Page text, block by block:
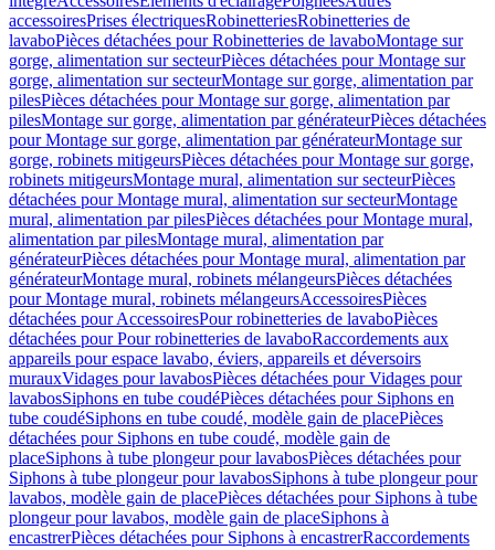
accessoiresPrises électriquesRobinetteriesRobinetteries de
lavaboPièces détachées pour Robinetteries de lavaboMontage sur
gorge, alimentation sur secteurPièces détachées pour Montage sur
gorge, alimentation sur secteurMontage sur gorge, alimentation par
pilesPièces détachées pour Montage sur gorge, alimentation par
pilesMontage sur gorge, alimentation par générateurPièces détachées
pour Montage sur gorge, alimentation par générateurMontage sur
gorge, robinets mitigeursPièces détachées pour Montage sur gorge,
robinets mitigeursMontage mural, alimentation sur secteurPièces
détachées pour Montage mural, alimentation sur secteurMontage
mural, alimentation par pilesPièces détachées pour Montage mural,
alimentation par pilesMontage mural, alimentation par
générateurPièces détachées pour Montage mural, alimentation par
générateurMontage mural, robinets mélangeursPièces détachées
pour Montage mural, robinets mélangeursAccessoiresPièces
détachées pour AccessoiresPour robinetteries de lavaboPièces
détachées pour Pour robinetteries de lavaboRaccordements aux
appareils pour espace lavabo, éviers, appareils et déversoirs
murauxVidages pour lavabosPièces détachées pour Vidages pour
lavabosSiphons en tube coudéPièces détachées pour Siphons en
tube coudéSiphons en tube coudé, modèle gain de placePièces
détachées pour Siphons en tube coudé, modèle gain de
placeSiphons à tube plongeur pour lavabosPièces détachées pour
Siphons à tube plongeur pour lavabosSiphons à tube plongeur pour
lavabos, modèle gain de placePièces détachées pour Siphons à tube
plongeur pour lavabos, modèle gain de placeSiphons à
encastrerPièces détachées pour Siphons à encastrerRaccordements